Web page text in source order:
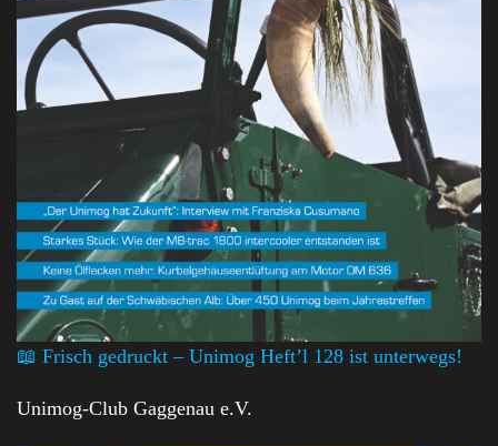
📖 Frisch gedruckt – Unimog Heft’l 128 ist unterwegs!
Unimog-Club Gaggenau e.V.